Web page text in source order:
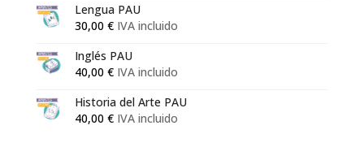
hasta
Lengua PAU
30,00 € IVA incluido
Inglés PAU
40,00 € IVA incluido
Historia del Arte PAU
40,00 € IVA incluido